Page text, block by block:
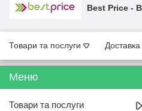
Best Price -
Товари та послуги Доставка
Товари та послуги